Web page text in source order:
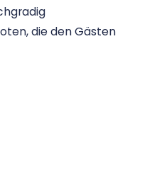
die den Gästen